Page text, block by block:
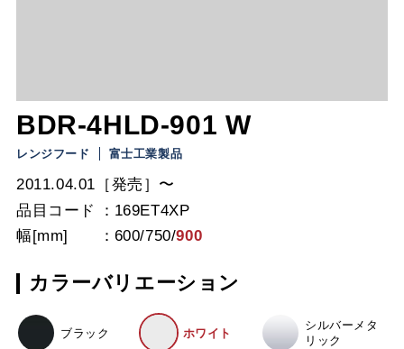
BDR-4HLD-901 W
レンジフード 富士工業製品
2011.04.01［発売］〜
品目コード
169ET4XP
幅[mm]
600/750/900
カラーバリエーション
ブラック ホワイト
シルバーメタ
リック